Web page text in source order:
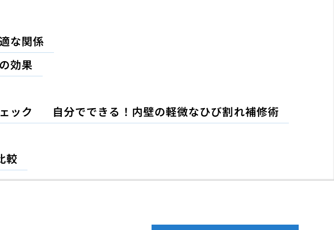
な関係
効果
ック
自分でできる！内壁の軽微なひび割れ補修術
較